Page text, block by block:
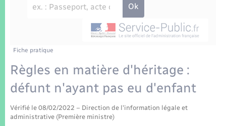
Etat-civil - Papiers - Citoyenneté
Parrainage civil
Recensement
Loisirs
Nouvel habitant
Transports scolaires
Travaux - Autorisation d’occupation de l’espace
Plan interactif
Présentation de la commune
Patrimoine – Histoire
Fiche pratique
Règles en matière d'héritage :
défunt n'ayant pas eu d'enfant
Vérifié le 08/02/2022 – Direction de l'information légale et
administrative (Première ministre)